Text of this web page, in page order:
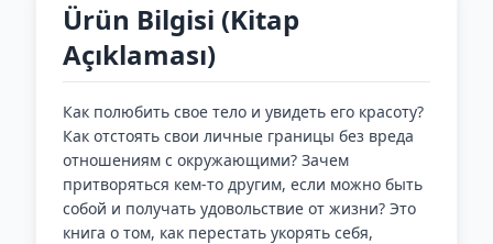
Ürün Bilgisi (Kitap
Açıklaması)
Как полюбить свое тело и увидеть его красоту?
Как отстоять свои личные границы без вреда
отношениям с окружающими? Зачем
притворяться кем-то другим, если можно быть
собой и получать удовольствие от жизни? Это
книга о том, как перестать укорять себя,